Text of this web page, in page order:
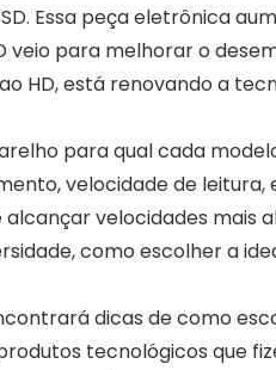
Essa peça eletrônica
veio para melhorar o
HD, está renovando a
para qual cada
velocidade de leitura,
velocidades mais
como escolher a
dicas de como
tecnológicos que